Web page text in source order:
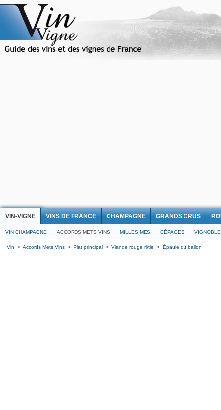
VIN-VIGNE VINS DE FRANCE CHAMPAGNE GRANDS CRUS
VIN CHAMPAGNE ACCORDS METS VINS MILLESIMES CÉPAGES
Vin > Accords Mets Vins > Plat principal > Viande rouge rôtie > Épaule du ballon